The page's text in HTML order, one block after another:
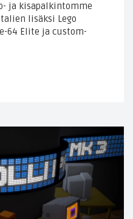
ja kisapalkintomme
lisäksi Lego
64 Elite ja custom-